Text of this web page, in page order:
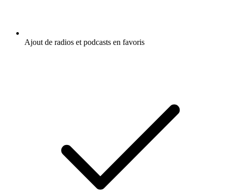
Ajout de radios et podcasts en favoris